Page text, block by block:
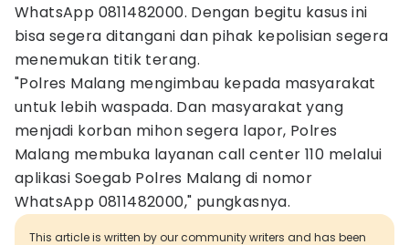
WhatsApp 0811482000. Dengan begitu kasus ini
bisa segera ditangani dan pihak kepolisian segera
menemukan titik terang.
"Polres Malang mengimbau kepada masyarakat
untuk lebih waspada. Dan masyarakat yang
menjadi korban mihon segera lapor, Polres
Malang membuka layanan call center 110 melalui
aplikasi Soegab Polres Malang di nomor
WhatsApp 0811482000," pungkasnya.
This article is written by our community writers and has been